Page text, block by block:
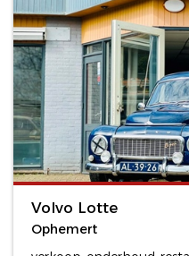
Volvo Lotte
Ophemert